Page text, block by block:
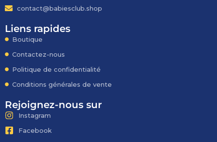
contact@babiesclub.shop
Liens rapides
Boutique
Contactez-nous
Politique de confidentialité
Conditions générales de vente
Rejoignez-nous sur
Instagram
Facebook